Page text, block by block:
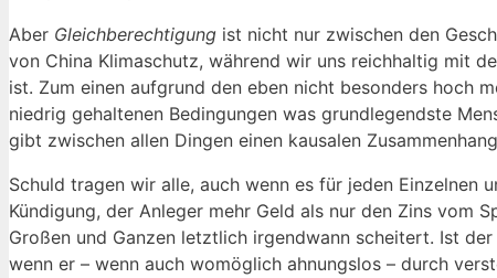
Aber Gleichberechtigung ist nicht nur zwischen den
von China Klimaschutz, während wir uns reichhaltig mit
ist. Zum einen aufgrund den eben nicht besonders hoch
niedrig gehaltenen Bedingungen was grundlegendste
gibt zwischen allen Dingen einen kausalen
Schuld tragen wir alle, auch wenn es für jeden
Kündigung, der Anleger mehr Geld als nur den Zins vom
Großen und Ganzen letztlich irgendwann scheitert. Ist
wenn er – wenn auch womöglich ahnungslos – durch